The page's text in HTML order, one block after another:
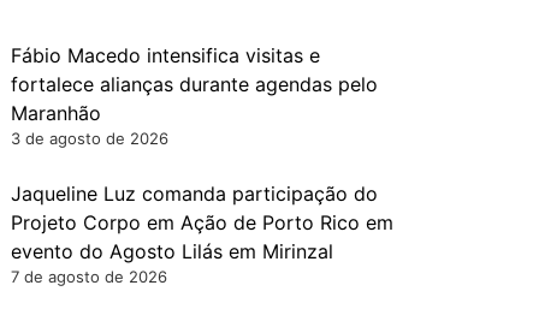
Fábio Macedo intensifica visitas e
fortalece alianças durante agendas pelo
Maranhão
3 de agosto de 2026
Jaqueline Luz comanda participação do
Projeto Corpo em Ação de Porto Rico em
evento do Agosto Lilás em Mirinzal
7 de agosto de 2026